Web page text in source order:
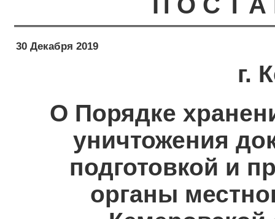
30 Декабря 2019
г.
О Порядке
уничтожения
подготовкой и
органы